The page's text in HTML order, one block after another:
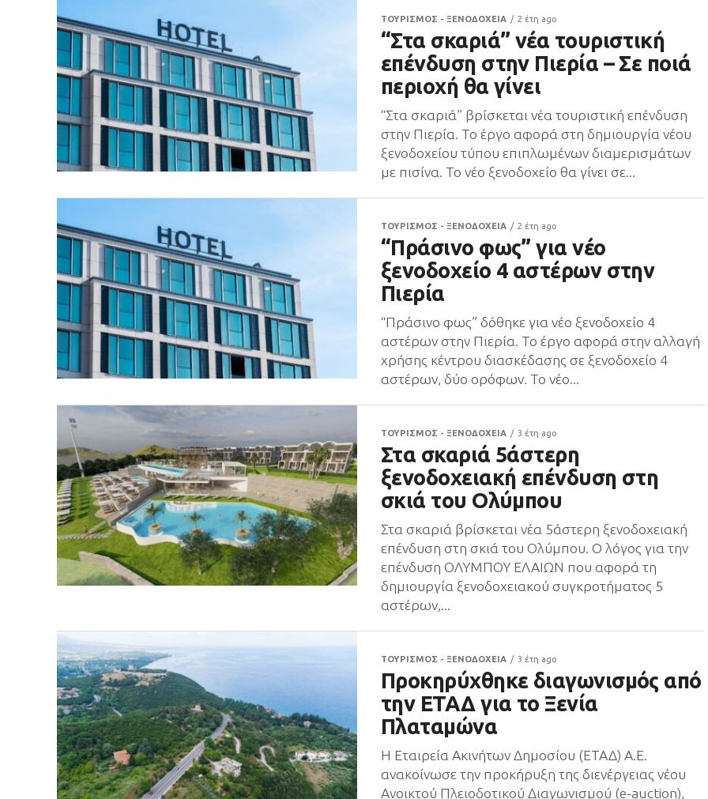
ΤΟΥΡΙΣΜΟΣ - ΞΕΝΟΔΟΧΕΙΑ 2 έτη ago
“Στα σκαριά” νέα τουριστική
επένδυση στην Πιερία – Σε ποιά
περιοχή θα γίνει
“Στα σκαριά” βρίσκεται νέα τουριστική επένδυση
στην Πιερία. Το έργο αφορά στη δημιουργία νέου
ξενοδοχείου τύπου επιπλωμένων διαμερισμάτων
με πισίνα. Το νέο ξενοδοχείο θα γίνει σε...
ΤΟΥΡΙΣΜΟΣ - ΞΕΝΟΔΟΧΕΙΑ 2 έτη ago
“Πράσινο φως” για νέο
ξενοδοχείο 4 αστέρων στην
Πιερία
“Πράσινο φως” δόθηκε για νέο ξενοδοχείο 4
αστέρων στην Πιερία. Το έργο αφορά στην αλλαγή
χρήσης κέντρου διασκέδασης σε ξενοδοχείο 4
αστέρων, δύο ορόφων. Το νέο...
ΤΟΥΡΙΣΜΟΣ - ΞΕΝΟΔΟΧΕΙΑ 3 έτη ago
Στα σκαριά 5άστερη
ξενοδοχειακή επένδυση στη
σκιά του Ολύμπου
Στα σκαριά βρίσκεται νέα 5άστερη ξενοδοχειακή
επένδυση στη σκιά του Ολύμπου. Ο λόγος για την
επένδυση ΟΛΥΜΠΟΥ ΕΛΑΙΩΝ που αφορά τη
δημιουργία ξενοδοχειακού συγκροτήματος 5
αστέρων,...
ΤΟΥΡΙΣΜΟΣ - ΞΕΝΟΔΟΧΕΙΑ 3 έτη ago
Προκηρύχθηκε διαγωνισμός από
την ΕΤΑΔ για το Ξενία
Πλαταμώνα
Η Εταιρεία Ακινήτων Δημοσίου (ΕΤΑΔ) Α.Ε.
ανακοίνωσε την προκήρυξη της διενέργειας νέου
Ανοικτού Πλειοδοτικού Διαγωνισμού (e-auction),